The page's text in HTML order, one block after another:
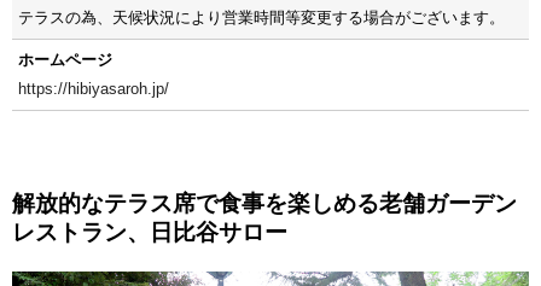
テラスの為、天候状況により営業時間等変更する場合がございます。
ホームページ
https://hibiyasaroh.jp/
解放的なテラス席で食事を楽しめる老舗ガーデン
レストラン、日比谷サロー